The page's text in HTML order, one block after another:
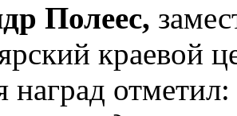
Полеес,
краевой
наград